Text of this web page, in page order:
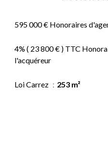
595 000 € Honoraires
4% ( 23 800 € ) TTC
l'acquéreur
Loi Carrez 253 m²